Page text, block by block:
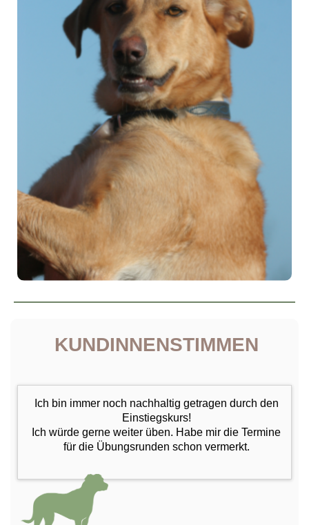
KUNDINNENSTIMMEN
Ich bin immer noch nachhaltig getragen durch den
Einstiegskurs!
Ich würde gerne weiter üben. Habe mir die Termine
für die Übungsrunden schon vermerkt.